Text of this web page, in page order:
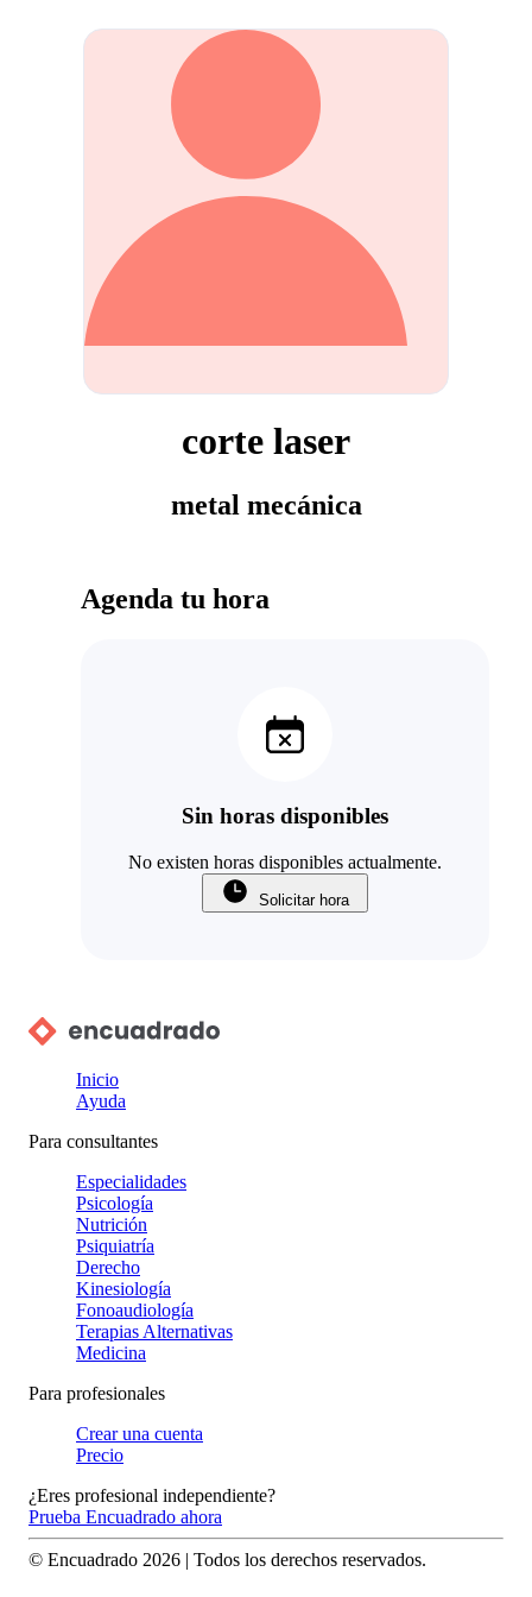
corte laser
metal mecánica
Agenda tu hora
Sin horas disponibles
No existen horas disponibles actualmente.
Solicitar hora
Inicio
Ayuda
Para consultantes
Especialidades
Psicología
Nutrición
Psiquiatría
Derecho
Kinesiología
Fonoaudiología
Terapias Alternativas
Medicina
Para profesionales
Crear una cuenta
Precio
¿Eres profesional independiente?
Prueba Encuadrado ahora
© Encuadrado 2026 | Todos los derechos reservados.